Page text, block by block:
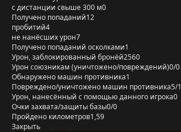
с дистанции свыше 300 м0
Получено попаданий12
пробитий4
не нанёсших урон7
Получено попаданий осколками1
Урон, заблокированный бронёй2560
Урон союзникам (уничтожено/повреждений)0/0
Обнаружено машин противника1
Повреждено/уничтожено машин противника5/1
Урон, нанесённый с помощью данного игрока0
Очки захвата/защиты базы0/0
Пройдено километров1,59
Закрыть